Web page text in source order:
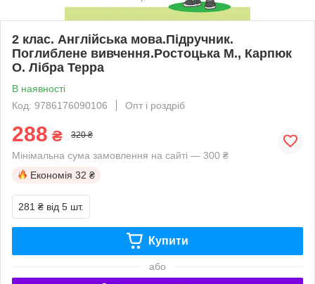
2 клас. Англійська мова.Підручник.
Поглиблене вивчення.Ростоцька М., Карпюк
О. Лібра Терра
В наявності
Код: 9786176090106
Опт і роздріб
288 ₴ 320 ₴
Мінімальна сума замовлення на сайті — 300 ₴
Економія 32 ₴
281 ₴ від 5 шт.
Купити
або